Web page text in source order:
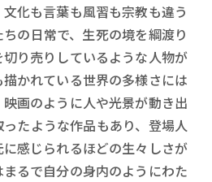
化も言葉も風習も宗教も違う
の日常で、生死の境を綱渡り
り売りしているような人物が
かれている世界の多様さには
画のように人や光景が動き出
たような作品もあり、登場人
感じられるほどの生々しさが
るで自分の身内のようにわた